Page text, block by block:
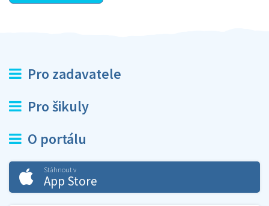
Pro zadavatele
Pro šikuly
O portálu
Stáhnout v
App Store